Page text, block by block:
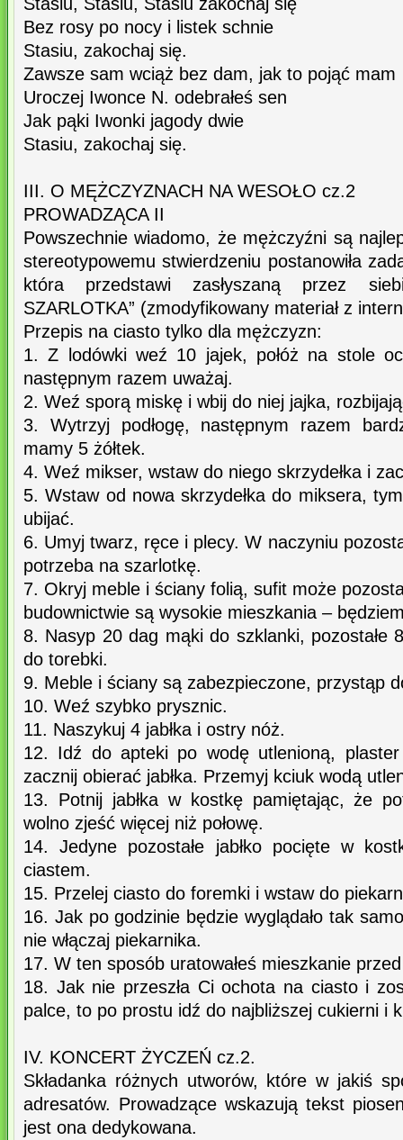
Bez rosy po nocy i listek schnie
Stasiu, zakochaj się.
Zawsze sam wciąż bez dam, jak to pojąć mam
Uroczej Iwonce N. odebrałeś sen
Jak pąki Iwonki jagody dwie
Stasiu, zakochaj się.
III. O MĘŻCZYZNACH NA WESOŁO cz.2
PROWADZĄCA II
Powszechnie wiadomo, że mężczyźni są
stereotypowemu stwierdzeniu postanowiła
która przedstawi zasłyszaną przez
SZARLOTKA” (zmodyfikowany materiał z
Przepis na ciasto tylko dla mężczyzn:
1. Z lodówki weź 10 jajek, połóż na stole
następnym razem uważaj.
2. Weź sporą miskę i wbij do niej jajka,
3. Wytrzyj podłogę, następnym razem
mamy 5 żółtek.
4. Weź mikser, wstaw do niego skrzydełka i
5. Wstaw od nowa skrzydełka do miksera,
ubijać.
6. Umyj twarz, ręce i plecy. W naczyniu
potrzeba na szarlotkę.
7. Okryj meble i ściany folią, sufit może
budownictwie są wysokie mieszkania –
8. Nasyp 20 dag mąki do szklanki, pozostałe
do torebki.
9. Meble i ściany są zabezpieczone, przystąp
10. Weź szybko prysznic.
11. Naszykuj 4 jabłka i ostry nóż.
12. Idź do apteki po wodę utlenioną,
zacznij obierać jabłka. Przemyj kciuk wodą
13. Potnij jabłka w kostkę pamiętając, że
wolno zjeść więcej niż połowę.
14. Jedyne pozostałe jabłko pocięte w
ciastem.
15. Przelej ciasto do foremki i wstaw do
16. Jak po godzinie będzie wyglądało tak
nie włączaj piekarnika.
17. W ten sposób uratowałeś mieszkanie
18. Jak nie przeszła Ci ochota na ciasto i
palce, to po prostu idź do najbliższej cukierni i
IV. KONCERT ŻYCZEŃ cz.2.
Składanka różnych utworów, które w jakiś
adresatów. Prowadzące wskazują tekst
jest ona dedykowana.